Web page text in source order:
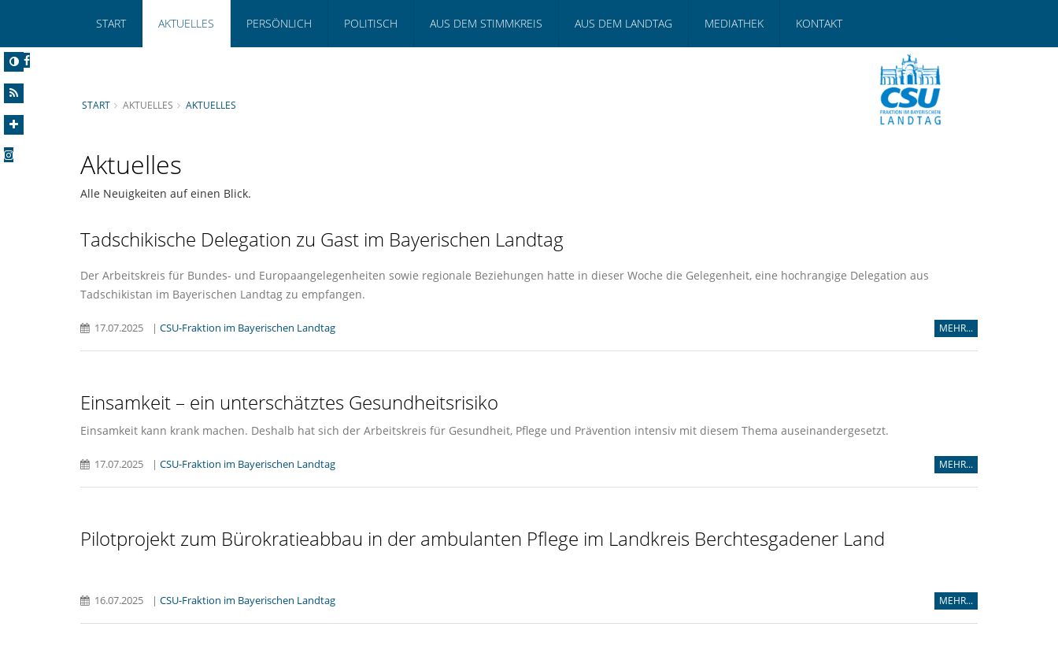
START AKTUELLES PERSÖNLICH POLITISCH AUS DEM STIMMKREIS AUS DEM LANDTAG MEDIATHEK KONTAKT
START AKTUELLES AKTUELLES
Aktuelles
Alle Neuigkeiten auf einen Blick.
Tadschikische Delegation zu Gast im Bayerischen Landtag
Der Arbeitskreis für Bundes- und Europaangelegenheiten sowie regionale Beziehungen hatte in dieser Woche die Gelegenheit, eine hochrangige Delegation aus
Tadschikistan im Bayerischen Landtag zu empfangen.
17.07.2025 | CSU-Fraktion im Bayerischen Landtag MEHR...
Einsamkeit – ein unterschätztes Gesundheitsrisiko
Einsamkeit kann krank machen. Deshalb hat sich der Arbeitskreis für Gesundheit, Pflege und Prävention intensiv mit diesem Thema auseinandergesetzt.
17.07.2025 | CSU-Fraktion im Bayerischen Landtag MEHR...
Pilotprojekt zum Bürokratieabbau in der ambulanten Pflege im Landkreis Berchtesgadener Land
16.07.2025 | CSU-Fraktion im Bayerischen Landtag MEHR...